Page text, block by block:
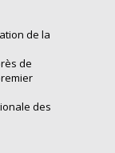
de la
de
des